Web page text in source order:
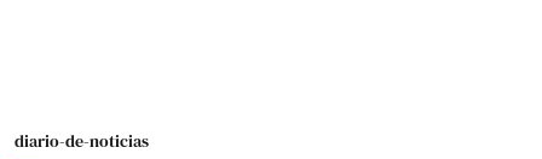
diario-de-noticias